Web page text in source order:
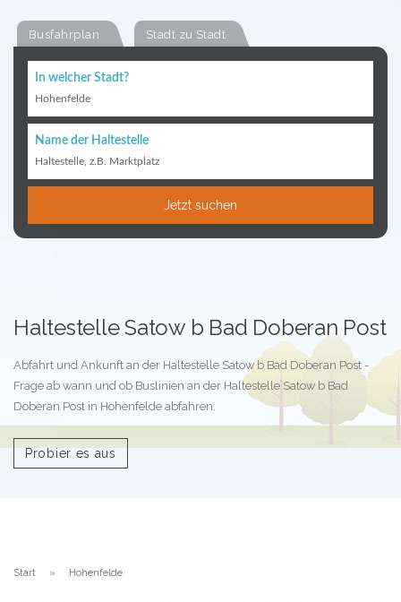
Busfahrplan Stadt zu Stadt
In welcher Stadt?
Hohenfelde
Name der Haltestelle
Haltestelle, z.B. Marktplatz
Jetzt suchen
Haltestelle Satow b Bad Doberan Post
Abfahrt und Ankunft an der Haltestelle Satow b Bad Doberan Post -
Frage ab wann und ob Buslinien an der Haltestelle Satow b Bad
Doberan Post in Hohenfelde abfahren.
Probier es aus
Start Hohenfelde